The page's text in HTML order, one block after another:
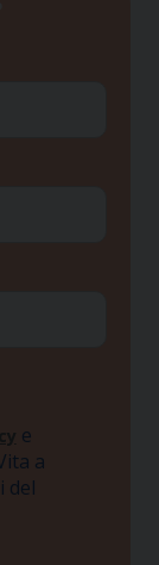
e
a
del